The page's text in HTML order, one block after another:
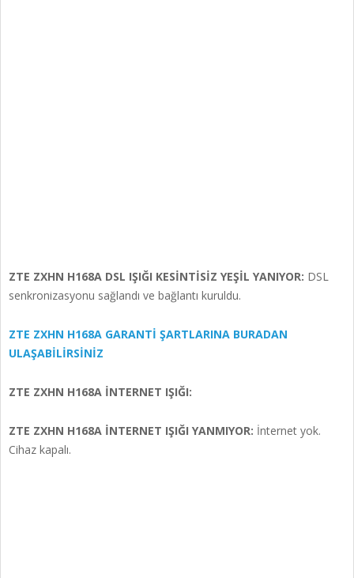
ZTE ZXHN H168A DSL IŞIĞI KESİNTİSİZ YEŞİL YANIYOR: DSL
senkronizasyonu sağlandı ve bağlantı kuruldu.
ZTE ZXHN H168A GARANTİ ŞARTLARINA BURADAN
ULAŞABİLİRSİNİZ
ZTE ZXHN H168A İNTERNET IŞIĞI:
ZTE ZXHN H168A İNTERNET IŞIĞI YANMIYOR: İnternet yok.
Cihaz kapalı.